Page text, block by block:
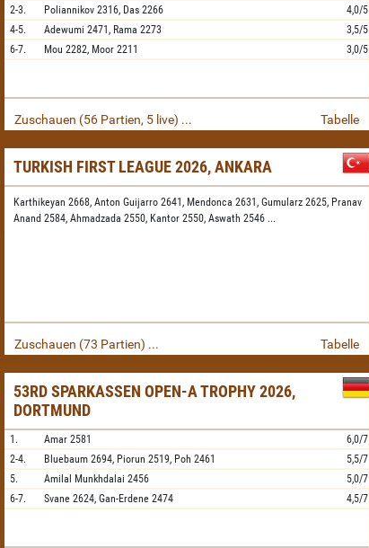
2-3.
Poliannikov 2316, Das 2266
4,0/5
4-5.
Adewumi 2471, Rama 2273
3,5/5
6-7.
Mou 2282, Moor 2211 3,0/5
Zuschauen (56 Partien, 5 live) ... Tabelle
TURKISH FIRST LEAGUE 2026, ANKARA
Karthikeyan 2668, Anton Guijarro 2641, Mendonca 2631, Gumularz 2625, Pranav
Anand 2584, Ahmadzada 2550, Kantor 2550, Aswath 2546 ...
Zuschauen (73 Partien) ... Tabelle
53RD SPARKASSEN OPEN-A TROPHY 2026,
DORTMUND
1. Amar 2581
6,0/7
2-4.
Bluebaum 2694, Piorun 2519, Poh 2461
5,5/7
5.
Amilal Munkhdalai 2456
5,0/7
6-7.
Svane 2624, Gan-Erdene 2474 4,5/7